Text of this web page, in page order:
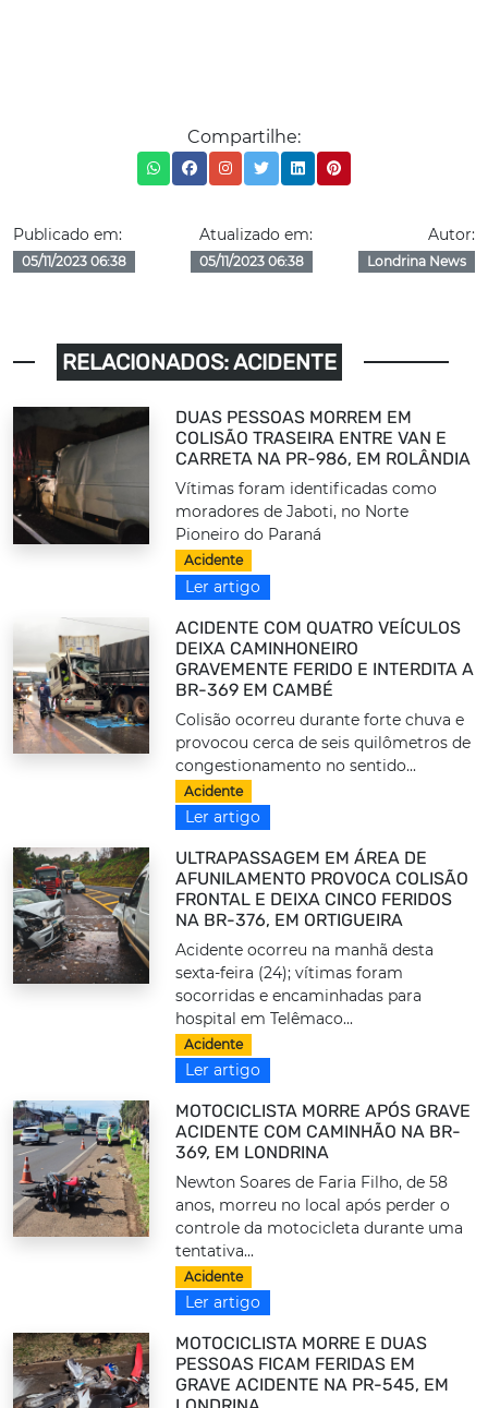
Compartilhe:
Publicado em:
05/11/2023 06:38
Atualizado em:
05/11/2023 06:38
Autor:
Londrina News
RELACIONADOS: ACIDENTE
DUAS PESSOAS MORREM EM
COLISÃO TRASEIRA ENTRE VAN E
CARRETA NA PR-986, EM ROLÂNDIA
Vítimas foram identificadas como
moradores de Jaboti, no Norte
Pioneiro do Paraná
Acidente
Ler artigo
ACIDENTE COM QUATRO VEÍCULOS
DEIXA CAMINHONEIRO
GRAVEMENTE FERIDO E INTERDITA A
BR-369 EM CAMBÉ
Colisão ocorreu durante forte chuva e
provocou cerca de seis quilômetros de
congestionamento no sentido...
Acidente
Ler artigo
ULTRAPASSAGEM EM ÁREA DE
AFUNILAMENTO PROVOCA COLISÃO
FRONTAL E DEIXA CINCO FERIDOS
NA BR-376, EM ORTIGUEIRA
Acidente ocorreu na manhã desta
sexta-feira (24); vítimas foram
socorridas e encaminhadas para
hospital em Telêmaco...
Acidente
Ler artigo
MOTOCICLISTA MORRE APÓS GRAVE
ACIDENTE COM CAMINHÃO NA BR-
369, EM LONDRINA
Newton Soares de Faria Filho, de 58
anos, morreu no local após perder o
controle da motocicleta durante uma
tentativa...
Acidente
Ler artigo
MOTOCICLISTA MORRE E DUAS
PESSOAS FICAM FERIDAS EM
GRAVE ACIDENTE NA PR-545, EM